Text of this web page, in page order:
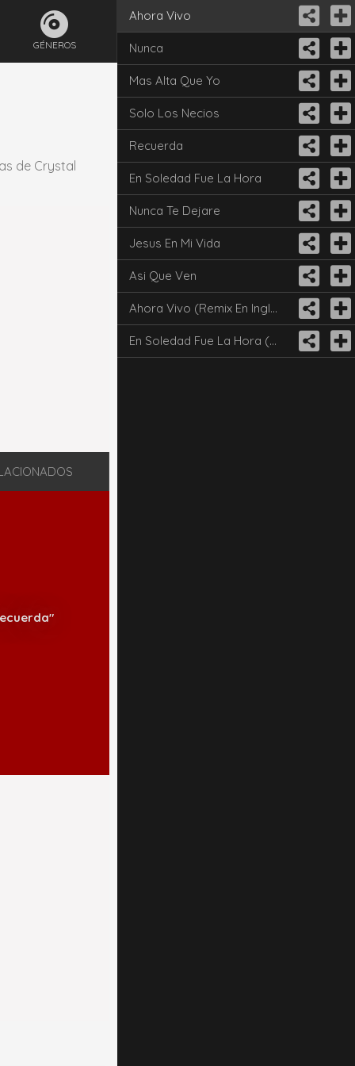
GÉNEROS
de Crystal
Ahora Vivo
Nunca
Mas Alta Que Yo
Solo Los Necios
Recuerda
En Soledad Fue La Hora
Nunca Te Dejare
Jesus En Mi Vida
Asi Que Ven
Ahora Vivo (Remix En Ingles)
En Soledad Fue La Hora (Remix En Ingles)